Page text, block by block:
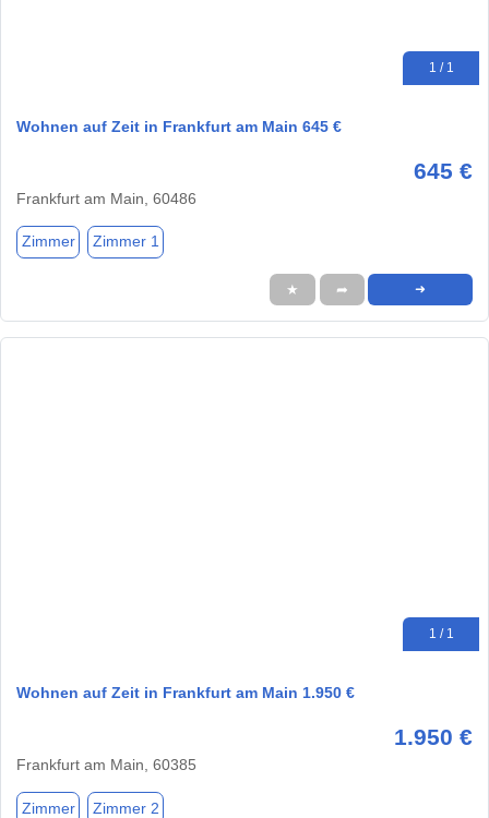
1 / 1
Wohnen auf Zeit in Frankfurt am Main 645 €
645 €
Frankfurt am Main, 60486
Zimmer Zimmer 1
★ ➦ ➜
1 / 1
Wohnen auf Zeit in Frankfurt am Main 1.950 €
1.950 €
Frankfurt am Main, 60385
Zimmer Zimmer 2